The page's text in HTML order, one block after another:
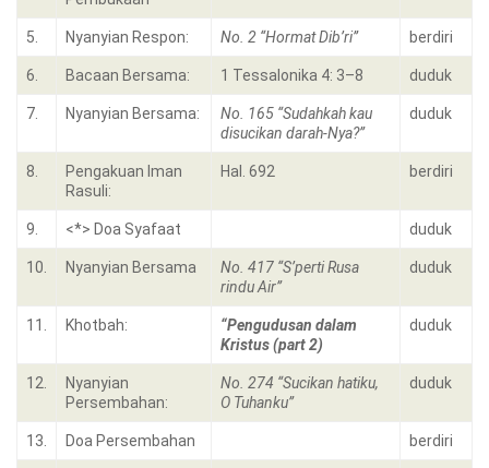
5. Nyanyian Respon: No. 2 “Hormat Dib’ri” berdiri
6. Bacaan Bersama: 1 Tessalonika 4: 3–8 duduk
7. Nyanyian Bersama:
No. 165 “Sudahkah kau
disucikan darah-Nya?”
duduk
8.
Pengakuan Iman
Rasuli:
Hal. 692 berdiri
9. <*> Doa Syafaat duduk
10. Nyanyian Bersama
No. 417 “S’perti Rusa
rindu Air”
duduk
11. Khotbah:
“Pengudusan dalam
Kristus (part 2)
duduk
12.
Nyanyian
Persembahan:
No. 274 “Sucikan hatiku,
O Tuhanku”
duduk
13. Doa Persembahan berdiri